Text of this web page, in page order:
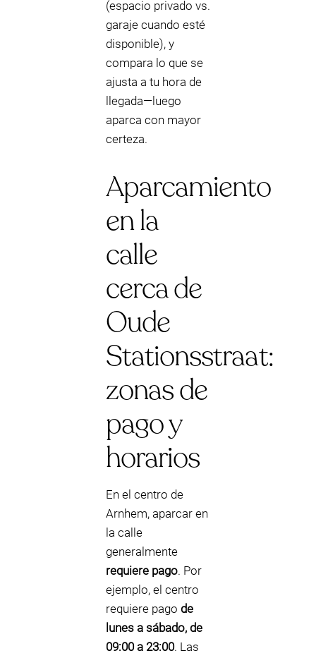
(espacio privado vs.
garaje cuando esté
disponible), y
compara lo que se
ajusta a tu hora de
llegada—luego
aparca con mayor
certeza.
Aparcamiento
en la
calle
cerca de
Oude
Stationsstraat:
zonas de
pago y
horarios
En el centro de
Arnhem, aparcar en
la calle
generalmente
requiere pago. Por
ejemplo, el centro
requiere pago de
lunes a sábado, de
09:00 a 23:00. Las